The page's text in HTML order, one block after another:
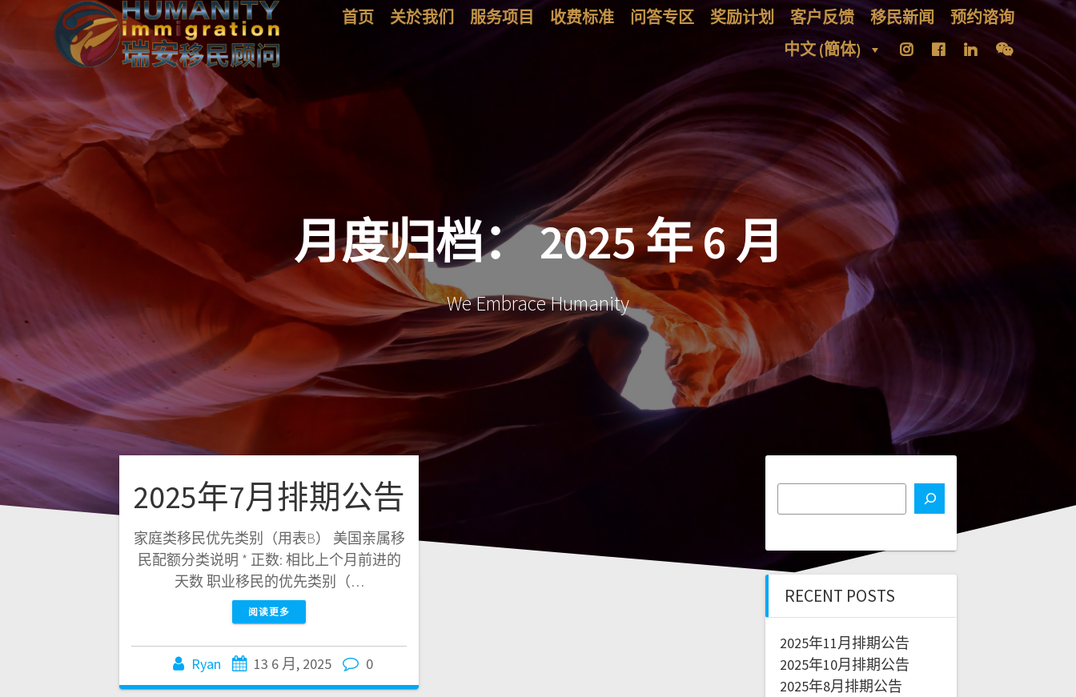
内
容
首页 关於我们 服务项目 收费标准 问答专区 奖励计划 客户反馈 移民新闻
预约谘询
中文 (簡体)
月度归档：2025 年 6 月
We Embrace Humanity
2025年7月排期公告
家庭类移民优先类别（用表B） 美国亲属移
民配额分类说明 * 正数: 相比上个月前进的
天数 职业移民的优先类别（…
阅读更多
Ryan 13 6 月, 2025 0
RECENT POSTS
2025年11月排期公告
2025年10月排期公告
2025年8月排期公告